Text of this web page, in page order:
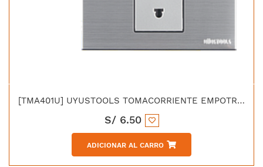
[TMA401U] UYUSTOOLS TOMACORRIENTE EMPOTRABLE SIMPLE ACERO INOX
S/ 6.50
ADICIONAR AL CARRO